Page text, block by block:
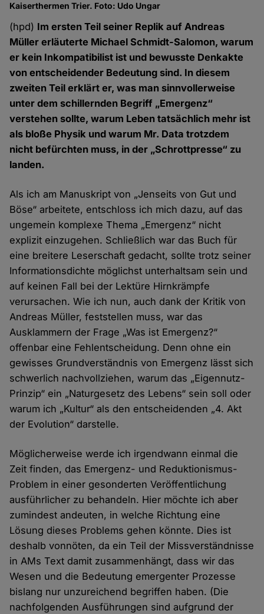
Kaiserthermen Trier. Foto: Udo Ungar
(hpd) Im ersten Teil seiner Replik auf Andreas
Müller erläuterte Michael Schmidt-Salomon, warum
er kein Inkompatibilist ist und bewusste Denkakte
von entscheidender Bedeutung sind. In diesem
zweiten Teil erklärt er, was man sinnvollerweise
unter dem schillernden Begriff „Emergenz“
verstehen sollte, warum Leben tatsächlich mehr ist
als bloße Physik und warum Mr. Data trotzdem
nicht befürchten muss, in der „Schrottpresse“ zu
landen.
Als ich am Manuskript von „Jenseits von Gut und
Böse“ arbeitete, entschloss ich mich dazu, auf das
ungemein komplexe Thema „Emergenz“ nicht
explizit einzugehen. Schließlich war das Buch für
eine breitere Leserschaft gedacht, sollte trotz seiner
Informationsdichte möglichst unterhaltsam sein und
auf keinen Fall bei der Lektüre Hirnkrämpfe
verursachen. Wie ich nun, auch dank der Kritik von
Andreas Müller, feststellen muss, war das
Ausklammern der Frage „Was ist Emergenz?“
offenbar eine Fehlentscheidung. Denn ohne ein
gewisses Grundverständnis von Emergenz lässt sich
schwerlich nachvollziehen, warum das „Eigennutz-
Prinzip“ ein „Naturgesetz des Lebens“ sein soll oder
warum ich „Kultur“ als den entscheidenden „4. Akt
der Evolution“ darstelle.
Möglicherweise werde ich irgendwann einmal die
Zeit finden, das Emergenz- und Reduktionismus-
Problem in einer gesonderten Veröffentlichung
ausführlicher zu behandeln. Hier möchte ich aber
zumindest andeuten, in welche Richtung eine
Lösung dieses Problems gehen könnte. Dies ist
deshalb vonnöten, da ein Teil der Missverständnisse
in AMs Text damit zusammenhängt, dass wir das
Wesen und die Bedeutung emergenter Prozesse
bislang nur unzureichend begriffen haben. (Die
nachfolgenden Ausführungen sind aufgrund der